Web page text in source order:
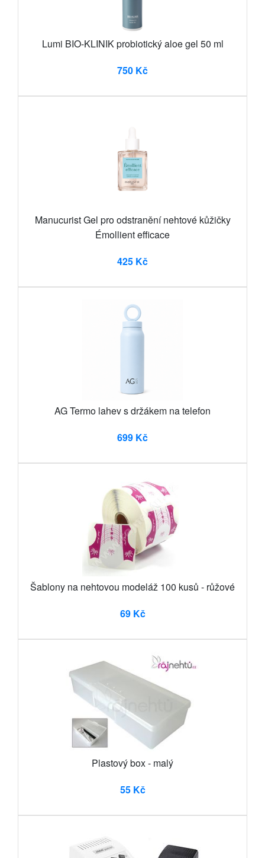
Lumi BIO-KLINIK probiotický aloe gel 50 ml
750 Kč
Manucurist Gel pro odstranění nehtové kůžičky
Émollient efficace
425 Kč
AG Termo lahev s držákem na telefon
699 Kč
Šablony na nehtovou modeláž 100 kusů - růžové
69 Kč
Plastový box - malý
55 Kč